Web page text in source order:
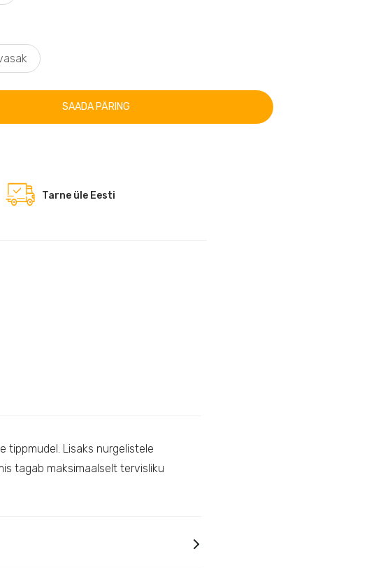
SAADA PÄRING
Tarne üle Eesti
tippmudel. Lisaks nurgelistele
tagab maksimaalselt tervisliku